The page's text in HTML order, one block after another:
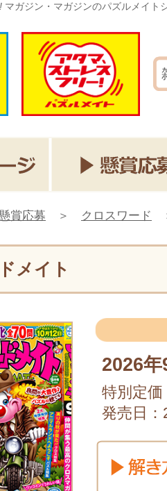
! マガジン・マガジンのパズルメイト
賞応募 ＞ クロスワード
メイト
2026
特別定価
発売日：